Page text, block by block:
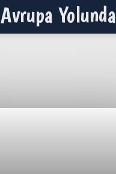
Avrupa Yolunda